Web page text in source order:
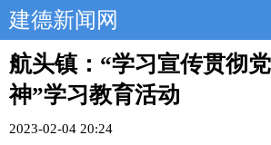
建德新闻网
航头镇：“学习宣传贯彻
神”学习教育活动
2023-02-04 20:24